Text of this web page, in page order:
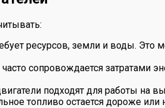
ресурсов, земли и воды.
сопровождается затратами
подходят для работы на
топливо остается дороже или